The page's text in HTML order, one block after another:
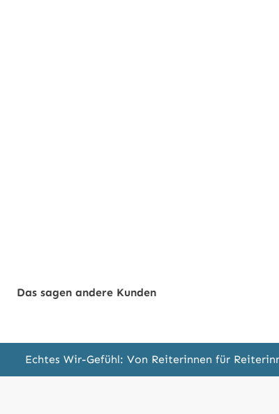
Das sagen andere Kunden
Echtes Wir-Gefühl: Von Reiterinnen für